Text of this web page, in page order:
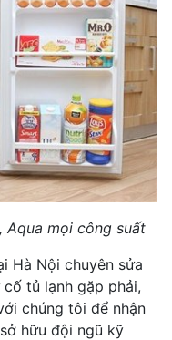
Aqua mọi công suất
Hà Nội chuyên sửa
tủ lạnh gặp phải,
chúng tôi để nhận
hữu đội ngũ kỹ